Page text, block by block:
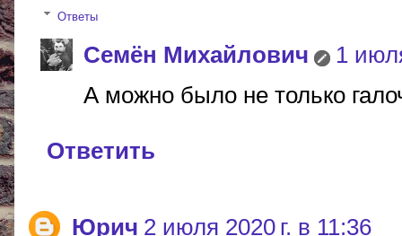
Ответы
Cемён Михайлович
1
А можно было не только
Ответить
Юрич 2 июля 2020 г. в 11:36